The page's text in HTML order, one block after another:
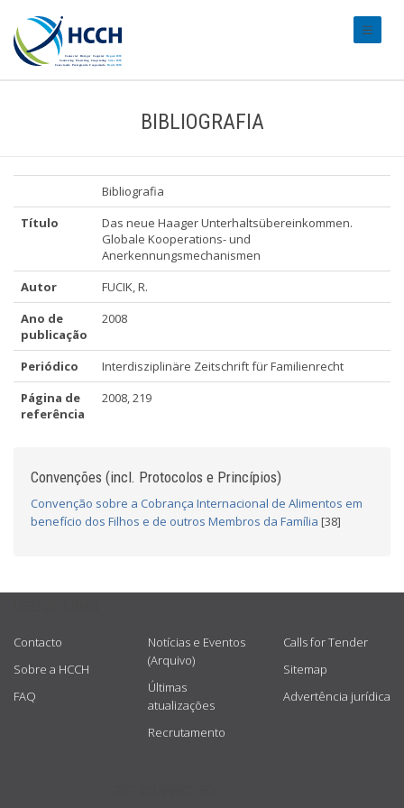
BIBLIOGRAFIA
Bibliografia
Título
Das neue Haager Unterhaltsübereinkommen.
Globale Kooperations- und
Anerkennungsmechanismen
Autor
FUCIK, R.
Ano de
publicação
2008
Periódico
Interdisziplinäre Zeitschrift für Familienrecht
Página de
referência
2008, 219
Convenções (incl. Protocolos e Princípios)
Convenção sobre a Cobrança Internacional de Alimentos em
benefício dos Filhos e de outros Membros da Família [38]
Contacto
Sobre a HCCH
FAQ
Notícias e Eventos
(Arquivo)
Últimas
atualizações
Recrutamento
Calls for Tender
Sitemap
Advertência jurídica